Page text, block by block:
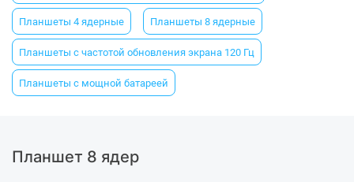
Планшеты 4 ядерные Планшеты 8 ядерные
Планшеты с частотой обновления экрана 120 Гц
Планшеты с мощной батареей
Планшет 8 ядер